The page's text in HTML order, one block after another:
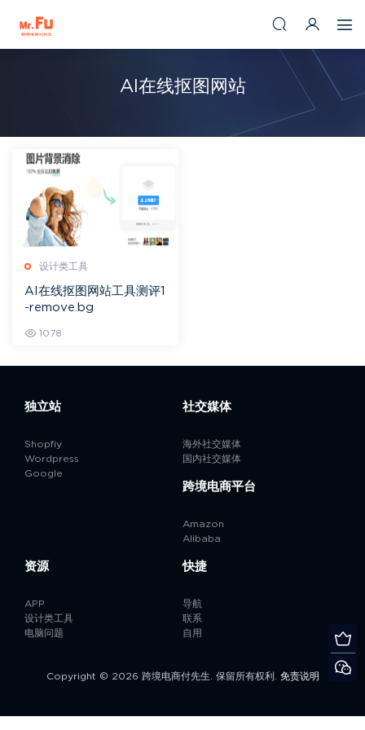
AI在线抠图网站
设计类工具
AI在线抠图网站工具测评1
-remove.bg
1078
独立站
Shopfiy
Wordpress
Google
社交媒体
海外社交媒体
国内社交媒体
跨境电商平台
Amazon
Alibaba
资源
APP
设计类工具
电脑问题
快捷
导航
联系
自用
Copyright © 2026 跨境电商付先生. 保留所有权利. 免责说明